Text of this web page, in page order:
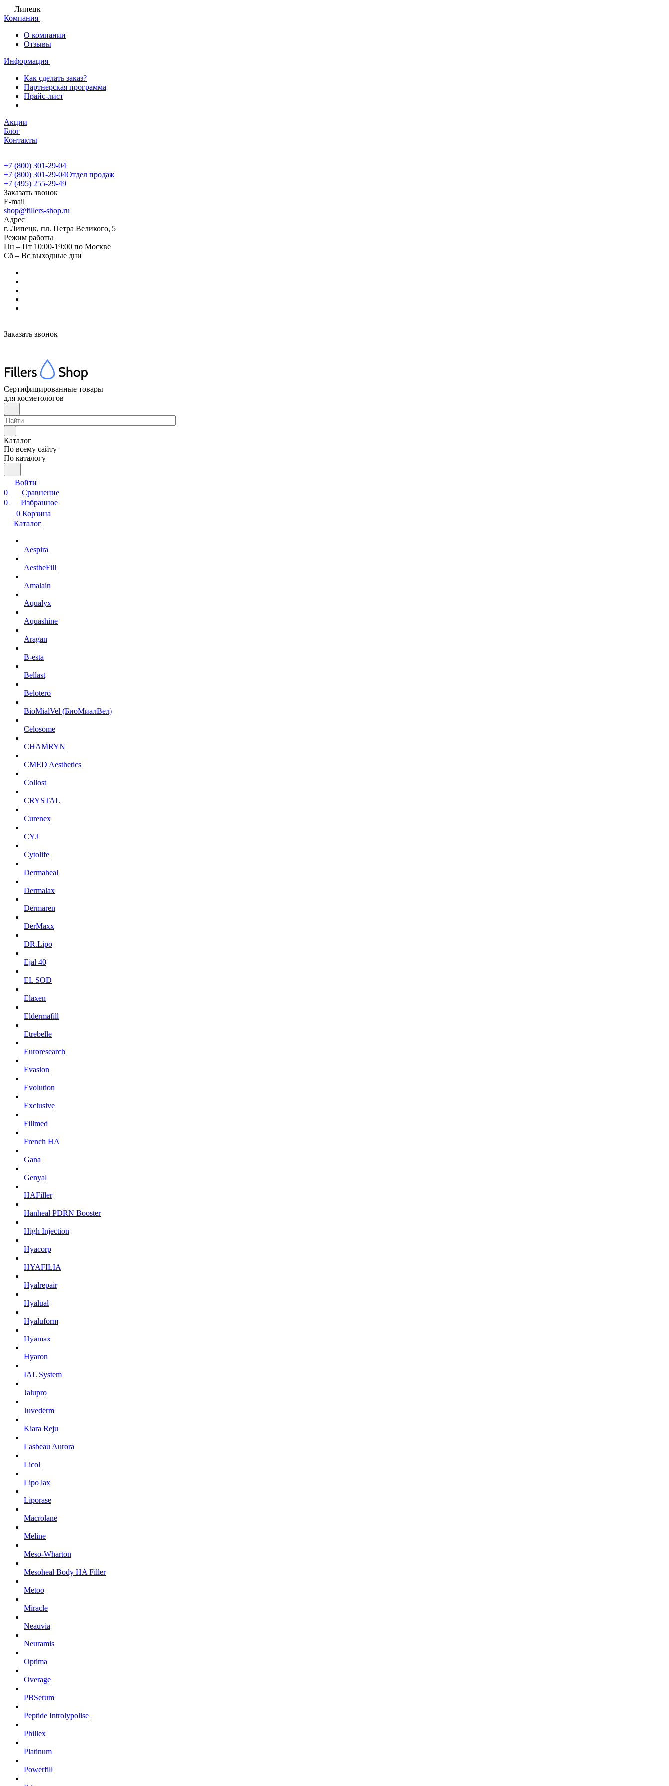
Липецк
Компания
О компании
Отзывы
Информация
Как сделать заказ?
Партнерская программа
Прайс-лист
Акции
Блог
Контакты
+7 (800) 301-29-04
+7 (800) 301-29-04Отдел продаж
+7 (495) 255-29-49
Заказать звонок
E-mail
shop@fillers-shop.ru
Адрес
г. Липецк, пл. Петра Великого, 5
Режим работы
Пн – Пт 10:00-19:00 по Москве
Сб – Вс выходные дни
Заказать звонок
Сертифицированные товары
для косметологов
Каталог
По всему сайту
По каталогу
Войти
0
Сравнение
0
Избранное
0 Корзина
Каталог
Aespira
AestheFill
Amalain
Aqualyx
Aquashine
Aragan
B-esta
Bellast
Belotero
BioMialVel (БиоМиалВел)
Celosome
CHAMRYN
CMED Aesthetics
Collost
CRYSTAL
Curenex
CYJ
Cytolife
Dermaheal
Dermalax
Dermaren
DerMaxx
DR.Lipo
Ejal 40
EL SOD
Elaxen
Eldermafill
Etrebelle
Euroresearch
Evasion
Evolution
Exclusive
Fillmed
French HA
Gana
Genyal
HAFiller
Hanheal PDRN Booster
High Injection
Hyacorp
HYAFILIA
Hyalrepair
Hyalual
Hyaluform
Hyamax
Hyaron
IAL System
Jalupro
Juvederm
Kiara Reju
Lasbeau Aurora
Licol
Lipo lax
Liporase
Macrolane
Meline
Meso-Wharton
Mesoheal Body HA Filler
Metoo
Miracle
Neauvia
Neuramis
Optima
Overage
PBSerum
Peptide Introlypolise
Phillex
Platinum
Powerfill